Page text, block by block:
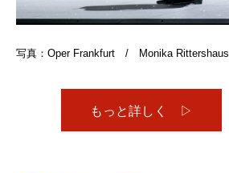
写真：Oper Frankfurt / Monika Rittershaus
もっと詳しく ▷